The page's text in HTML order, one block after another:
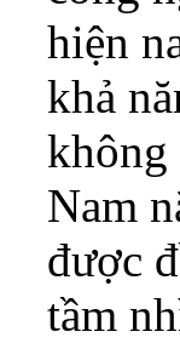
hiện
khả
không
Nam
được
tầm